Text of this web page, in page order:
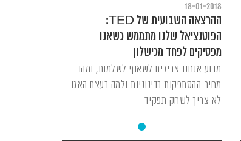
18-01-2018
ההרצאה השבועית של TED:
הפוטנציאל שלנו מתממש כשאנו
מפסיקים לפחד מכישלון
מדוע אנחנו צריכים לשאוף לשלמות, ומהו
מחיר ההסתפקות בבינוניות ולמה בעצם האגו
לא צריך לשחק תפקיד